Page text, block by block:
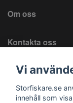
Om oss
Kontakta oss
Information
Sociala medier
Vi
Storfiskare.se
innehåll som